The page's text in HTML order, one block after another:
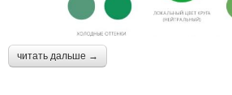
читать дальше →